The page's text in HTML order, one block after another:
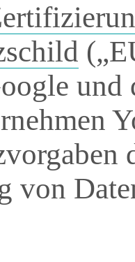
und
von